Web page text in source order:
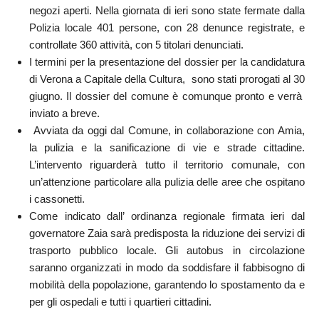
negozi aperti. Nella giornata di ieri sono state fermate dalla
Polizia locale 401 persone, con 28 denunce registrate, e
controllate 360 attività, con 5 titolari denunciati.
I termini per la presentazione del dossier per la candidatura
di Verona a Capitale della Cultura, sono stati prorogati al 30
giugno. Il dossier del comune è comunque pronto e verrà
inviato a breve.
Avviata da oggi dal Comune, in collaborazione con Amia,
la pulizia e la sanificazione di vie e strade cittadine.
L’intervento riguarderà tutto il territorio comunale, con
un’attenzione particolare alla pulizia delle aree che ospitano
i cassonetti.
Come indicato dall’ ordinanza regionale firmata ieri dal
governatore Zaia sarà predisposta la riduzione dei servizi di
trasporto pubblico locale. Gli autobus in circolazione
saranno organizzati in modo da soddisfare il fabbisogno di
mobilità della popolazione, garantendo lo spostamento da e
per gli ospedali e tutti i quartieri cittadini.